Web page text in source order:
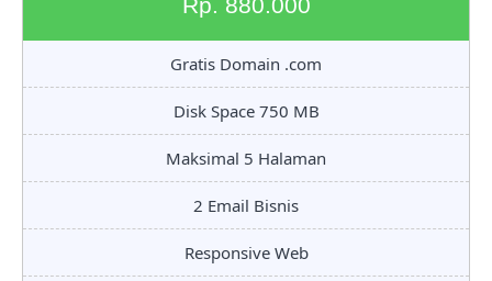
Gratis Domain .com
Disk Space 750 MB
Maksimal 5 Halaman
2 Email Bisnis
Responsive Web